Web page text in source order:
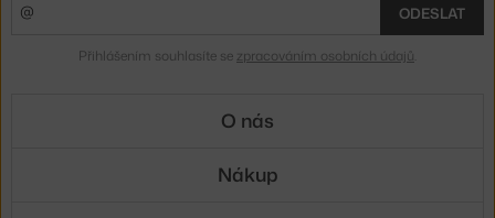
ODESLAT
Přihlášením souhlasíte se zpracováním osobních údajů
O nás
Nákup